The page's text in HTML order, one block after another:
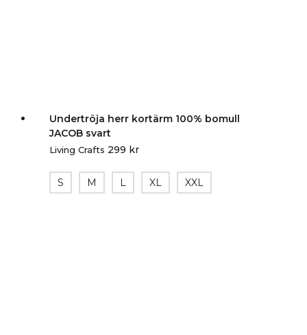
Undertröja herr kortärm 100% bomull
JACOB svart
Living Crafts 299 kr
S M L XL XXL